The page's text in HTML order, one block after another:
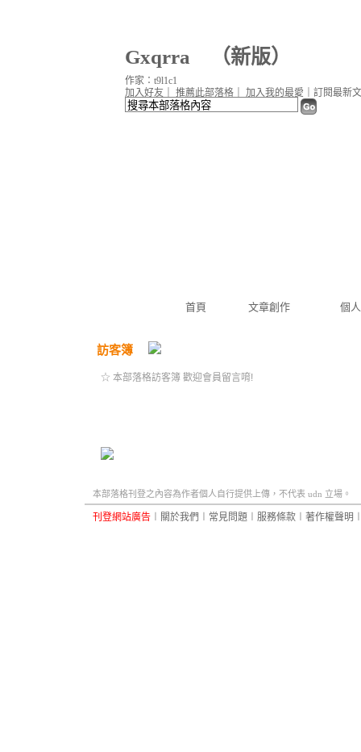
Gxqrra （新版）
首頁 文章創作 個
加入好友 推薦此部落格 加入我的最愛 訂閱最新
作家：t9l1c1
訪客簿
☆ 本部落格訪客簿 歡迎會員留言唷!
本部落格刊登之內容為作者個人自行提供上傳，不代表 udn 立場。
刊登網站廣告 關於我們 常見問題 服務條款 著作權聲明